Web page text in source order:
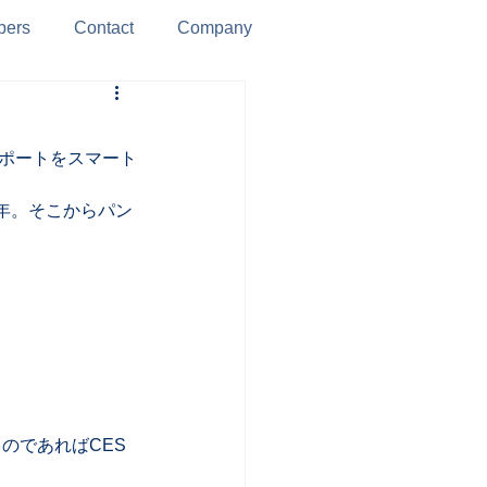
Contact Company
ートをスマート
。そこからパン
であればCES